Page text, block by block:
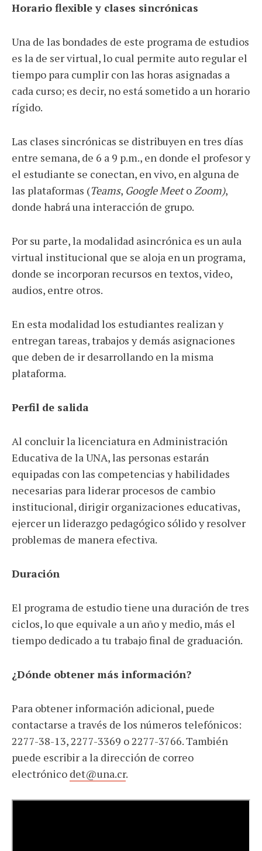
Horario flexible y clases sincrónicas
Una de las bondades de este programa de estudios
es la de ser virtual, lo cual permite auto regular el
tiempo para cumplir con las horas asignadas a
cada curso; es decir, no está sometido a un horario
rígido.
Las clases sincrónicas se distribuyen en tres días
entre semana, de 6 a 9 p.m., en donde el profesor y
el estudiante se conectan, en vivo, en alguna de
las plataformas (Teams, Google MeetoZoom),
donde habrá una interacción de grupo.
Por su parte, la modalidad asincrónica es un aula
virtual institucional que se aloja en un programa,
donde se incorporan recursos en textos, video,
audios, entre otros.
En esta modalidad los estudiantes realizan y
entregan tareas, trabajos y demás asignaciones
que deben de ir desarrollando en la misma
plataforma.
Perfil de salida
Al concluir la licenciatura en Administración
Educativa de la UNA, las personas estarán
equipadas con las competencias y habilidades
necesarias para liderar procesos de cambio
institucional, dirigir organizaciones educativas,
ejercer un liderazgo pedagógico sólido y resolver
problemas de manera efectiva.
Duración
El programa de estudio tiene una duración de tres
ciclos, lo que equivale a un año y medio, más el
tiempo dedicado a tu trabajo final de graduación.
¿Dónde obtener más información?
Para obtener información adicional, puede
contactarse a través de los números telefónicos:
2277-38-13, 2277-3369 o 2277-3766. También
puede escribir a la dirección de correo
electrónico det@una.cr.